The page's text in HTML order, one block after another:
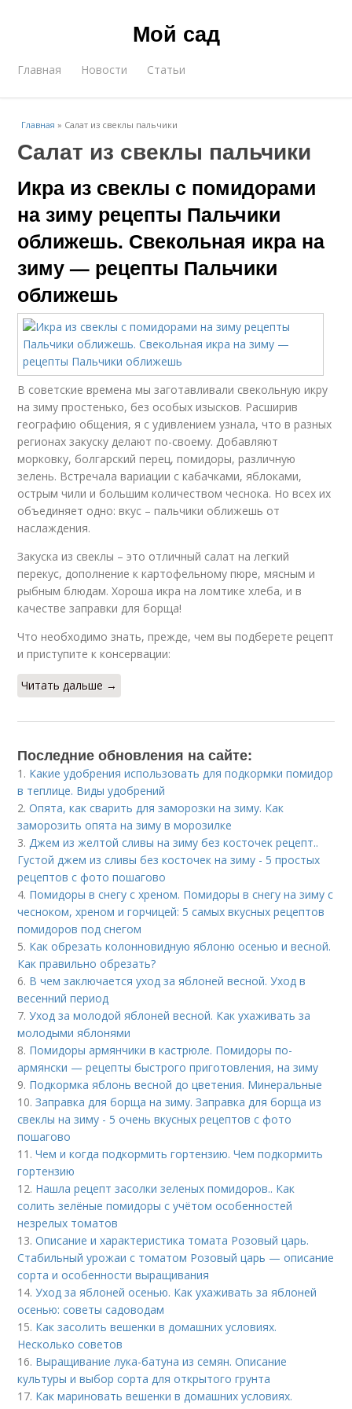
Мой сад
Главная Новости Статьи
Главная » Салат из свеклы пальчики
Салат из свеклы пальчики
Икра из свеклы с помидорами
на зиму рецепты Пальчики
оближешь. Свекольная икра на
зиму — рецепты Пальчики
оближешь
В советские времена мы заготавливали свекольную икру
на зиму простенько, без особых изысков. Расширив
географию общения, я с удивлением узнала, что в разных
регионах закуску делают по-своему. Добавляют
морковку, болгарский перец, помидоры, различную
зелень. Встречала вариации с кабачками, яблоками,
острым чили и большим количеством чеснока. Но всех их
объединяет одно: вкус – пальчики оближешь от
наслаждения.
Закуска из свеклы – это отличный салат на легкий
перекус, дополнение к картофельному пюре, мясным и
рыбным блюдам. Хороша икра на ломтике хлеба, и в
качестве заправки для борща!
Что необходимо знать, прежде, чем вы подберете рецепт
и приступите к консервации:
Читать дальше →
Последние обновления на сайте:
1. Какие удобрения использовать для подкормки помидор
в теплице. Виды удобрений
2.Опята, как сварить для заморозки на зиму. Как
заморозить опята на зиму в морозилке
3.Джем из желтой сливы на зиму без косточек рецепт..
Густой джем из сливы без косточек на зиму - 5 простых
рецептов с фото пошагово
4. Помидоры в снегу с хреном. Помидоры в снегу на зиму с
чесноком, хреном и горчицей: 5 самых вкусных рецептов
помидоров под снегом
5. Как обрезать колонновидную яблоню осенью и весной.
Как правильно обрезать?
6. В чем заключается уход за яблоней весной. Уход в
весенний период
7.Уход за молодой яблоней весной. Как ухаживать за
молодыми яблонями
8. Помидоры армянчики в кастрюле. Помидоры по-
армянски — рецепты быстрого приготовления, на зиму
9. Подкормка яблонь весной до цветения. Минеральные
10.Заправка для борща на зиму. Заправка для борща из
свеклы на зиму - 5 очень вкусных рецептов с фото
пошагово
11.Чем и когда подкормить гортензию. Чем подкормить
гортензию
12. Нашла рецепт засолки зеленых помидоров.. Как
солить зелёные помидоры с учётом особенностей
незрелых томатов
13.Описание и характеристика томата Розовый царь.
Стабильный урожаи с томатом Розовый царь — описание
сорта и особенности выращивания
14.Уход за яблоней осенью. Как ухаживать за яблоней
осенью: советы садоводам
15. Как засолить вешенки в домашних условиях.
Несколько советов
16. Выращивание лука-батуна из семян. Описание
культуры и выбор сорта для открытого грунта
17. Как мариновать вешенки в домашних условиях.